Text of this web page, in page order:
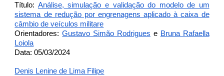
Título: Análise, simulação e validação do modelo de um
sistema de redução por engrenagens aplicado à caixa de
câmbio de veículos militare
Orientadores: Gustavo Simão Rodrigues e Bruna Rafaella
Loiola
Data: 05/03/2024
Denis Lenine de Lima Filipe